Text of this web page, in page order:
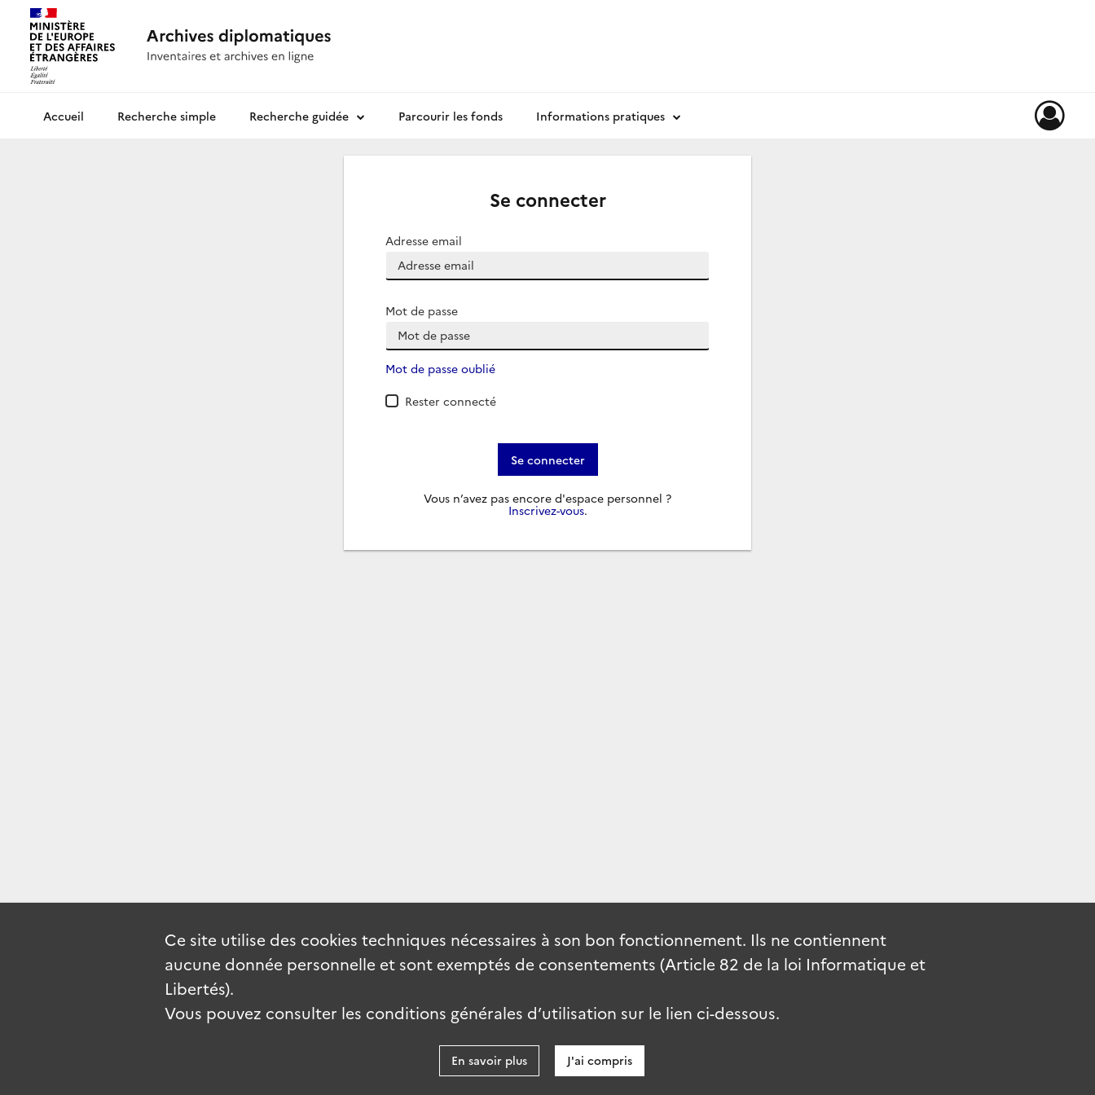
Archives diplomatiquesRecherche simple Recherche guidée Parcourir les fonds Informations pratiques
Se connecter
Adresse email
Mot de passe
Mot de passe oublié
Rester connecté
Se connecter
Vous n’avez pas encore d'espace personnel ?
Inscrivez-vous.
Ce site utilise des cookies techniques nécessaires à son bon fonctionnement. Ils ne contiennent
aucune donnée personnelle et sont exemptés de consentements (Article 82 de la loi Informatique et
Libertés).
Vous pouvez consulter les conditions générales d’utilisation sur le lien ci-dessous.
En savoir plus J'ai compris